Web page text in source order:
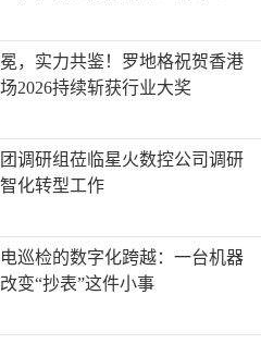
程
，实力共鉴！罗地格祝贺香港
2026持续斩获行业大奖
调研组莅临星火数控公司调研
化转型工作
巡检的数字化跨越：一台机器
变“抄表”这件小事